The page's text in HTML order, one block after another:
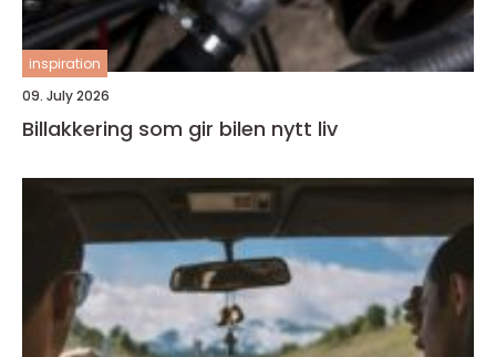
inspiration
09. July 2026
Billakkering som gir bilen nytt liv